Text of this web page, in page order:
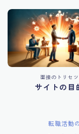
面接のトリセツ
サイトの目
転職活動